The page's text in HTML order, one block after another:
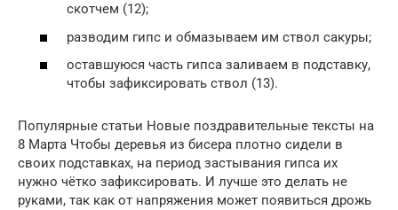
скотчем (12);
разводим гипс и обмазываем им ствол сакуры;
оставшуюся часть гипса заливаем в подставку,
чтобы зафиксировать ствол (13).
Популярные статьи Новые поздравительные тексты на
8 Марта Чтобы деревья из бисера плотно сидели в
своих подставках, на период застывания гипса их
нужно чётко зафиксировать. И лучше это делать не
руками, так как от напряжения может появиться дрожь